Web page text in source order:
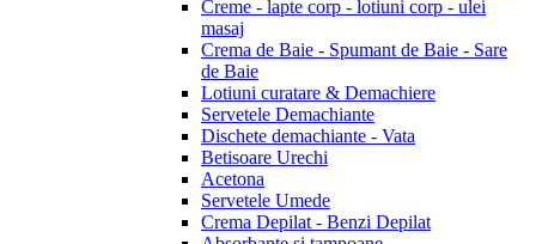
Creme - lapte corp - lotiuni corp - ulei
masaj
Crema de Baie - Spumant de Baie - Sare
de Baie
Lotiuni curatare & Demachiere
Servetele Demachiante
Dischete demachiante - Vata
Betisoare Urechi
Acetona
Servetele Umede
Crema Depilat - Benzi Depilat